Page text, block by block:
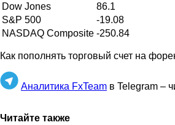
Dow Jones
86.1
S&P 500
-19.08
NASDAQ Composite -250.84
Как пополнять торговый счет на
Аналитика FxTeam в Telegram –
Читайте также